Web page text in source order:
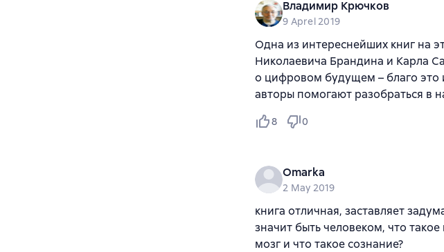
Владимир Крючков
9 Aprel 2019
Одна из интереснейших книг на
Николаевича Брандина и Карла
о цифровом будущем – благо это
авторы помогают разобраться в
8 0
Omarka
2 May 2019
книга отличная, заставляет
значит быть человеком, что
мозг и что такое сознание?